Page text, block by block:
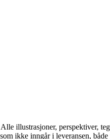
illustrasjoner, perspektiver,
ikke inngår i leveransen,